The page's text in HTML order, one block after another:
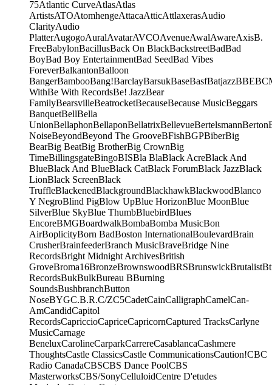
75Atlantic CurveAtlasAtlas
ArtistsATOAtomhengeAttacaAtticAttlaxerasAudio
ClarityAudio
PlatterAugogoAuralAvatarAVCOAvenueAwalAwareAxisB.
FreeBabylonBacillusBack On BlackBackstreetBadBad
BoyBad Boy EntertainmentBad SeedBad Vibes
ForeverBalkantonBalloon
BangerBambooBang!BarclayBarsukBaseBasfBatjazzBBE
WithBe With RecordsBe! JazzBear
FamilyBearsvilleBeatrocketBecauseBecause MusicBeggars
BanquetBellBella
UnionBellaphonBellaponBellatrixBellevueBertelsmannBerton
NoiseBeyondBeyond The GrooveBFishBGPBiberBig
BearBig BeatBig BrotherBig CrownBig
TimeBillingsgateBingoBISBla BlaBlack AcreBlack And
BlueBlack And BlueBlack CatBlack ForumBlack JazzBlack
LionBlack ScreenBlack
TruffleBlackenedBlackgroundBlackhawkBlackwoodBlanco
Y NegroBlind PigBlow UpBlue HorizonBlue MoonBlue
SilverBlue SkyBlue ThumbBluebirdBlues
EncoreBMGBoardwalkBombaBomba MusicBon
AirBoplicityBorn BadBoston InternationalBoulevardBrain
CrusherBrainfeederBranch MusicBraveBridge Nine
RecordsBright Midnight ArchivesBritish
GroveBroma16BronzeBrownswoodBRSBrunswickBrutalist
RecordsBukBulkBureau BBurning
SoundsBushbranchButton
NoseBYGC.B.R.C/ZC5CadetCainCalligraphCamelCan-
AmCandidCapitol
RecordsCapriccioCapriceCapricornCaptured TracksCarlyne
MusicCarnage
BeneluxCarolineCarparkCarrereCasablancaCashmere
ThoughtsCastle ClassicsCastle CommunicationsCaution!CBC
Radio CanadaCBSCBS Dance PoolCBS
MasterworksCBS/SonyCelluloidCentre D'etudes